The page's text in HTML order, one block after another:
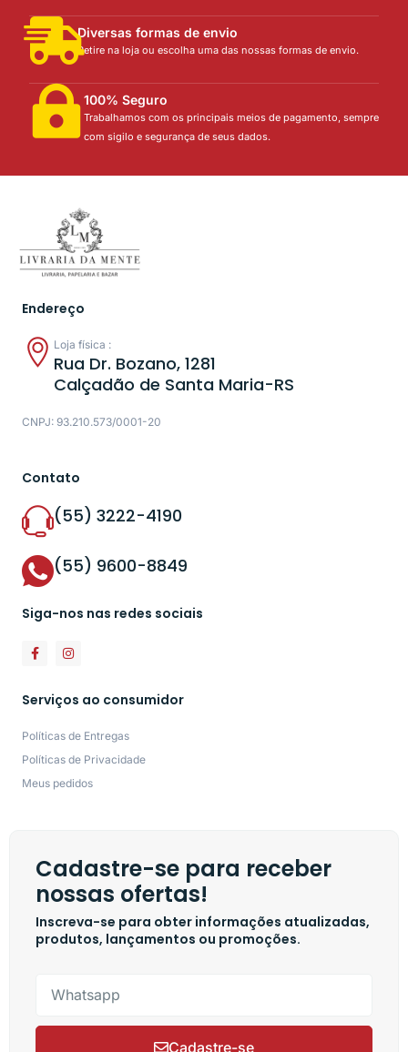
Diversas formas de envio
Retire na loja ou escolha uma das nossas formas de envio.
100% Seguro
Trabalhamos com os principais meios de pagamento, sempre
com sigilo e segurança de seus dados.
Endereço
Loja física :
Rua Dr. Bozano, 1281
Calçadão de Santa Maria-RS
CNPJ: 93.210.573/0001-20
Contato
(55) 3222-4190
(55) 9600-8849
Siga-nos nas redes sociais
Serviços ao consumidor
Políticas de Entregas
Políticas de Privacidade
Meus pedidos
Cadastre-se para receber
nossas ofertas!
Inscreva-se para obter informações atualizadas,
produtos, lançamentos ou promoções.
Cadastre-se